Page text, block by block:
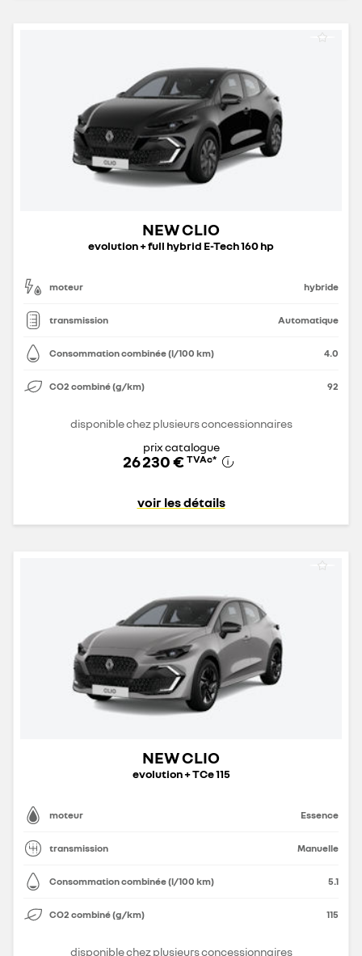
NEW CLIO
evolution + full hybrid E-Tech 160 hp
moteur hybride
transmission Automatique
Consommation combinée (l/100 km) 4.0
CO2 combiné (g/km) 92
disponible chez plusieurs concessionnaires
prix catalogue
26 230 € TVAc*
voir les détails
NEW CLIO
evolution + TCe 115
moteur Essence
transmission Manuelle
Consommation combinée (l/100 km) 5.1
CO2 combiné (g/km) 115
disponible chez plusieurs concessionnaires